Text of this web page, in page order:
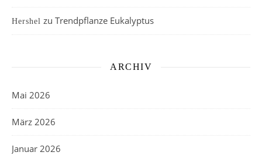
Hershel zu Trendpflanze Eukalyptus
ARCHIV
Mai 2026
März 2026
Januar 2026